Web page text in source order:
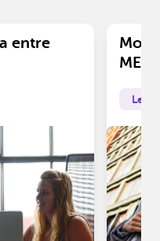
entre
ME?
Leia